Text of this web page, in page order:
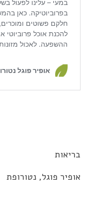
בריאות
אופיר פוגל, נטורופת